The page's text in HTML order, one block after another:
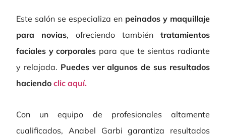
Este salón se especializa en peinados y maquillaje
para novias, ofreciendo también tratamientos
faciales y corporales para que te sientas radiante
y relajada. Puedes ver algunos de sus resultados
haciendo clic aquí.
Con un equipo de profesionales altamente
cualificados, Anabel Garbi garantiza resultados